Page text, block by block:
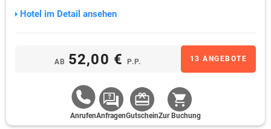
Hotel im Detail ansehen
AB 52,00 €P.P. 13 ANGEBOTE
AnrufenAnfragenGutscheinZur Buchung